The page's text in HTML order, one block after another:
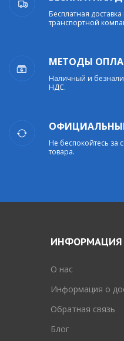
Бесплатная
транспортной
МЕТОДЫ
Наличный и
НДС.
Не беспокойтесь за
товара.
ИНФОРМАЦИЯ
O нас
Информация о
Обратная связь
Блог